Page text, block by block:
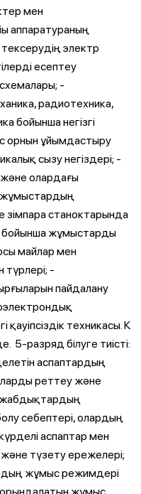
мен
аппаратураның
электр
есептеу
радиотехника,
бойынша негізгі
орнын ұйымдастыру
сызу негіздері;
олардағы
жұмыстардың
зімпара станоктарында
жұмыстарды
майлар мен
түрлері;
пайдалану
техникасы. К
5-разряд білуге тиісті:
аспаптардың
реттеу және
жабдықтардың
себептері, олардың
аспаптар мен
түзету ережелері;
жұмыс режимдері